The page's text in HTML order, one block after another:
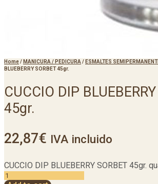
Home/ MANICURA / PEDICURA / ESMALTES
BLUEBERRY SORBET 45gr.
CUCCIO DIP
45gr.
22,87€ IVA incluido
CUCCIO DIP BLUEBERRY SORBET 45gr.